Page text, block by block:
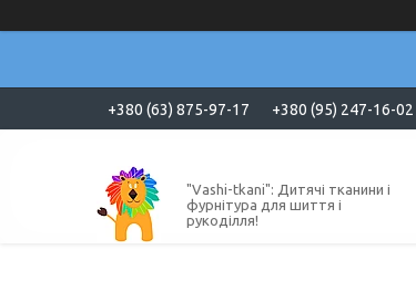
+380 (63) 875-97-17 +380 (95) 247-16-02
"Vashi-tkani": Дитячі тканини і
фурнітура для шиття і
рукоділля!